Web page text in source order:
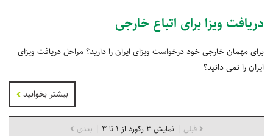
دریافت ویزا برای اتباع خارجی
برای مهمان خارجی خود درخواست ویزای ایران را دارید؟ مراحل دریافت ویزای
ایران را نمی دانید؟
بیشتر بخوانید
قبلی | نمایش 3 رکورد از 1 تا 3 | بعدی